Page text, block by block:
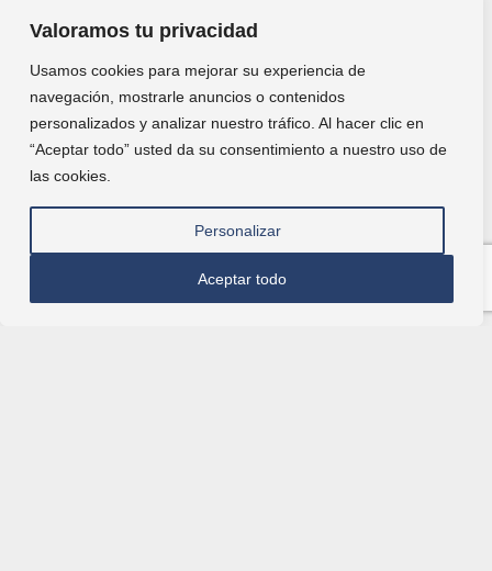
Valoramos tu privacidad
Usamos cookies para mejorar su experiencia de
navegación, mostrarle anuncios o contenidos
personalizados y analizar nuestro tráfico. Al hacer clic en
“Aceptar todo” usted da su consentimiento a nuestro uso de
las cookies.
Personalizar
Aceptar todo